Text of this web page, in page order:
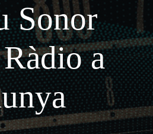
Sonor
a